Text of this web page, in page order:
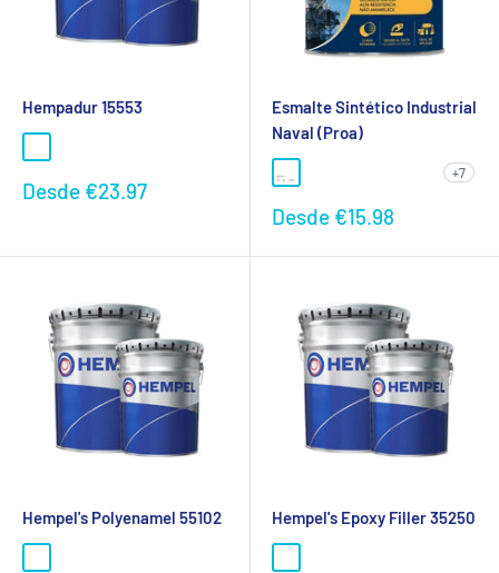
Hempadur 15553
Preço
Desde €23.97
Esmalte Sintético Industrial
Naval (Proa)
+7
Preço
Desde €15.98
Hempel's Polyenamel 55102 Hempel's Epoxy Filler 35250